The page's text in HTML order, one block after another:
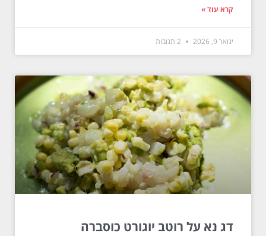
קרא עוד »
ינואר 9, 2026
דג נא על רוטב יוגורט כוסברה